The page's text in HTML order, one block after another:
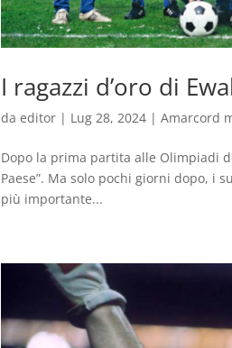
I ragazzi d’oro di
daeditor | Lug 28, 2024 |Amarcord
Dopo la prima partita alle Olimpiadi
Paese”. Ma solo pochi giorni dopo,
più importante...